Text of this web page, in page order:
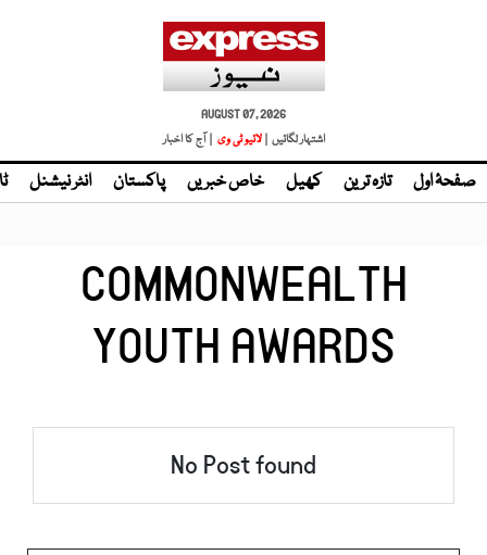
AUGUST 07, 2026
اشتہار لگائیں | لائیو ٹی وی | آج کا اخبار
صفحۂ اول تازہ ترین کھیل خاص خبریں پاکستان انٹر نیشنل
COMMONWEALTH
YOUTH AWARDS
No Post found